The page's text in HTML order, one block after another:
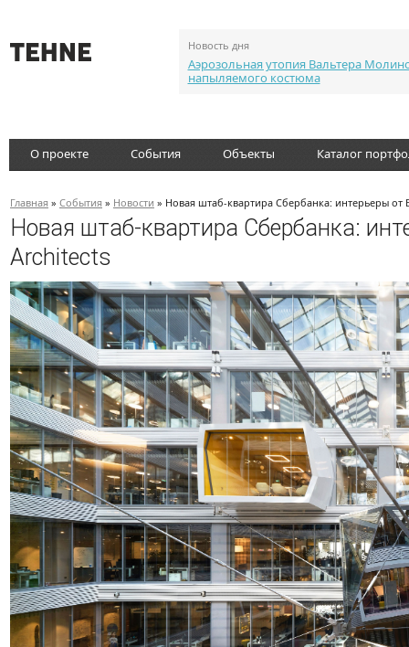
Новость дня
Аэрозольная утопия Вальтера
напыляемого костюма
О проекте События Объекты Каталог
Главная » События » Новости » Новая штаб-квартира Сбербанка: интерьеры от
Новая штаб-квартира Сбербанка:
Architects